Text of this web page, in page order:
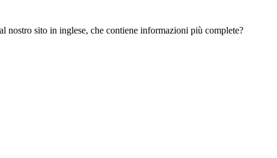
nostro sito in inglese, che contiene informazioni più complete?